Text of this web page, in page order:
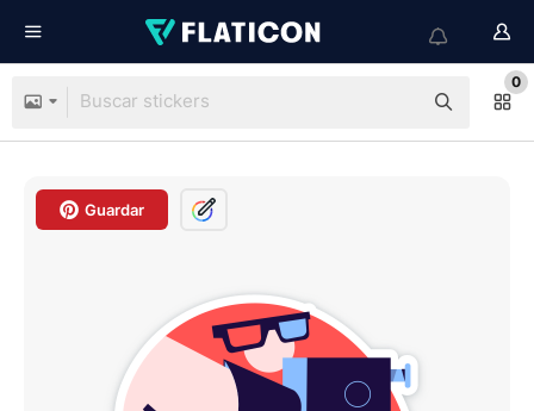
0
Guardar